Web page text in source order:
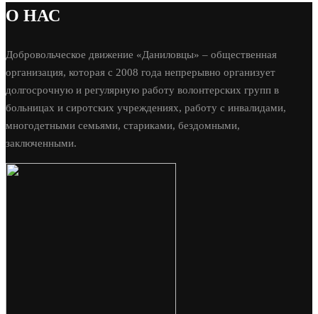
О НАС
Добровольческое движение «Даниловцы» – общественная
организация, которая с 2008 года непрерывно организует
долгосрочную и регулярную работу волонтерских групп в
больницах и сиротских учреждениях, работу с инвалидами,
многодетными семьями, стариками, бездомными,
заключенными.